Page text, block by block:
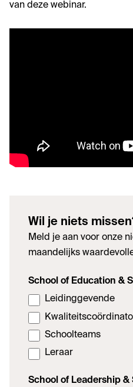
van deze webinar.
Wil je niets
Meld je aan voor onze
maandelijks
School of Education &
Leidinggevende
Schoolteams
Leraar
School of Leadership